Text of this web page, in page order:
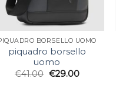
BORSELLO UOMO
piquadro borsello
uomo
€41.00 €29.00